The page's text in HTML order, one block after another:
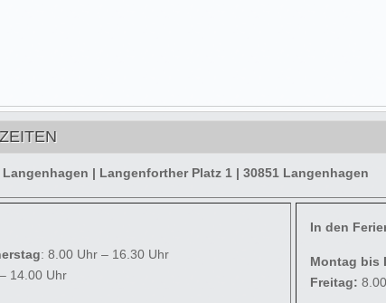
| Langenforther Platz 1 | 30851 Langenhagen
: 8.00 Uhr – 16.30 Uhr
14.00 Uhr
In den
Montag bis
Freitag: